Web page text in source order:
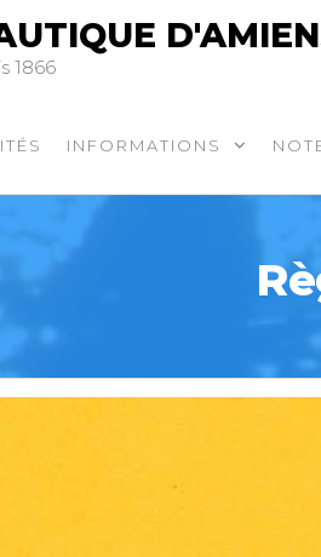
1866
INFORMATIONS